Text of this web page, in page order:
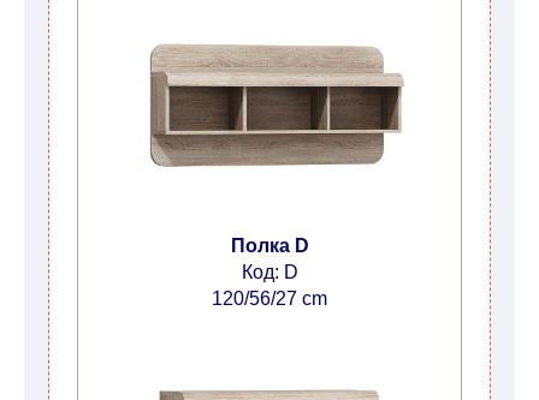
Полка D
Код: D
120/56/27 cm